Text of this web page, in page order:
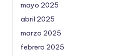
mayo 2025
abril 2025
marzo 2025
febrero 2025